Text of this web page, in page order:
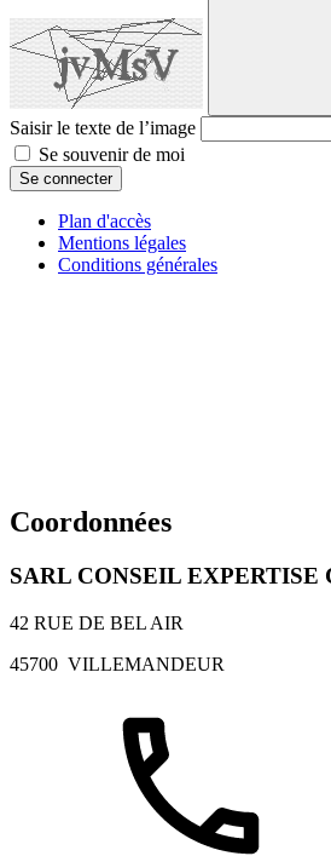
Saisir le texte de l’image
Se souvenir de moi
Se connecter
Plan d'accès
Mentions légales
Conditions générales
Coordonnées
SARL CONSEIL
42 RUE DE BEL AIR
45700 VILLEMANDEUR